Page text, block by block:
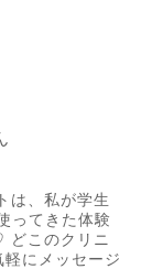
は、私が学生
ってきた体験
どこのクリニ
にメッセージ